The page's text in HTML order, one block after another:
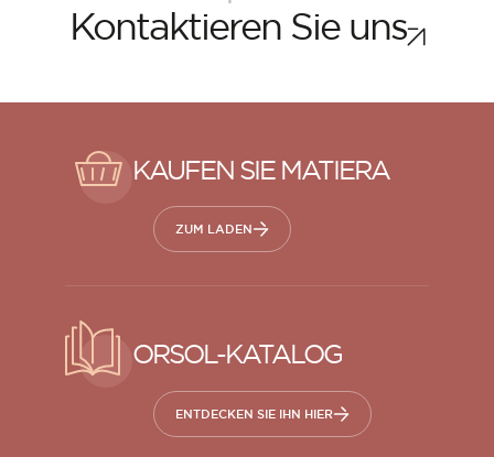
Kontaktieren Sie uns
KAUFEN SIE MATIERA
ZUM LADEN
ORSOL-KATALOG
ENTDECKEN SIE IHN HIER